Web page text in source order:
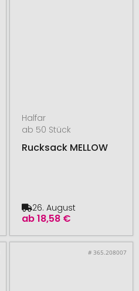
Halfar
ab 50 Stück
Rucksack MELLOW
ab18,58 €
26. August
# 365.208007